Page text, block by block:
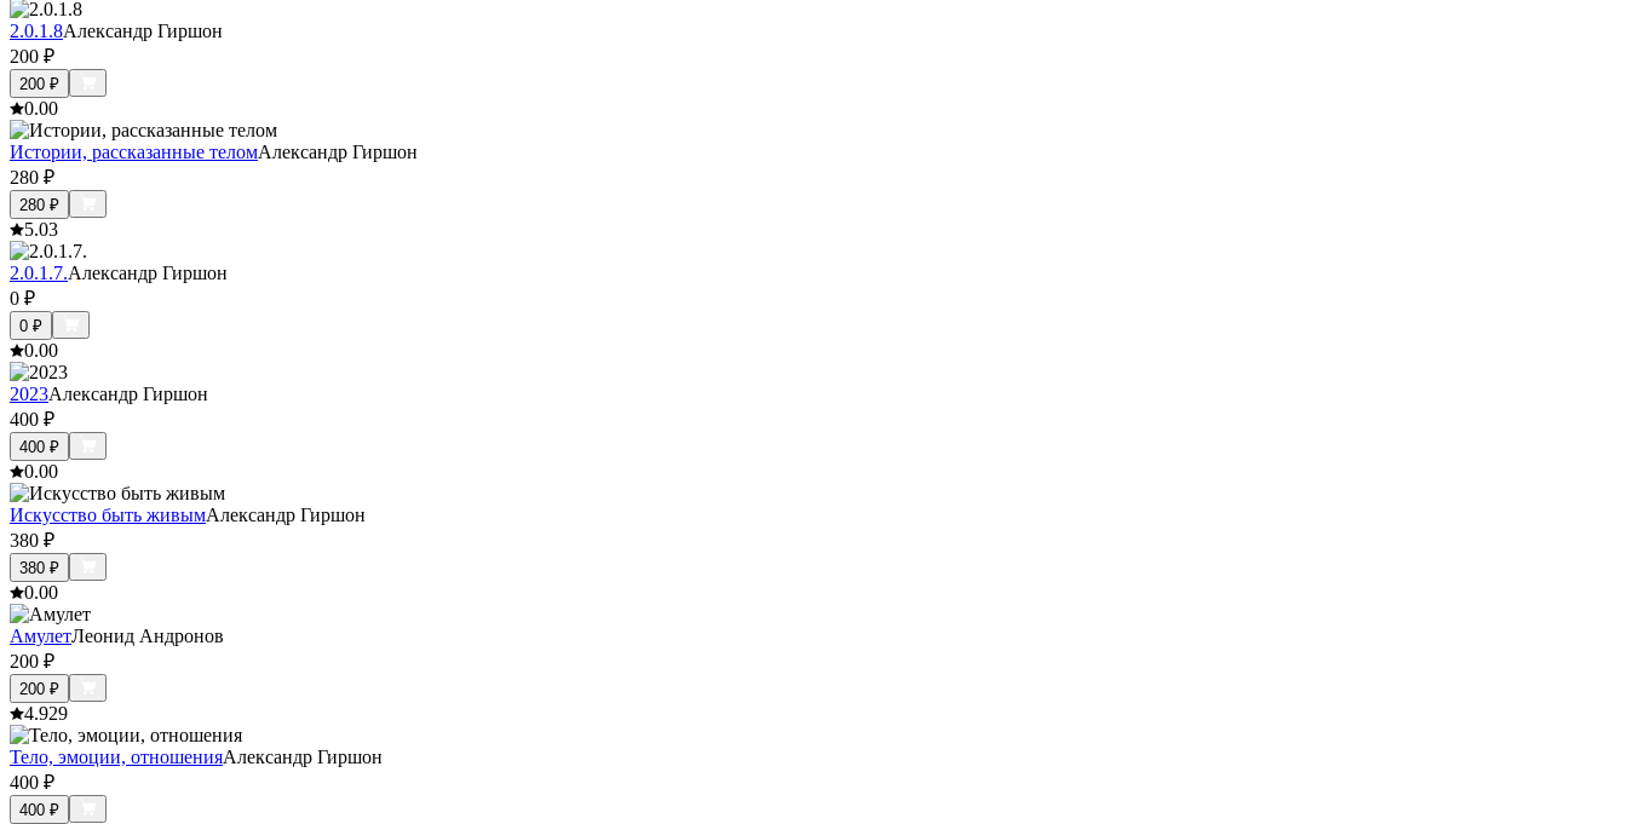
2.0.1.8Александр Гиршон
200 ₽
200 ₽
0.00
Истории, рассказанные теломАлександр Гиршон
280 ₽
280 ₽
5.03
2.0.1.7.Александр Гиршон
0 ₽
0 ₽
0.00
2023Александр Гиршон
400 ₽
400 ₽
0.00
Искусство быть живымАлександр Гиршон
380 ₽
380 ₽
0.00
АмулетЛеонид Андронов
200 ₽
200 ₽
4.929
Тело, эмоции, отношенияАлександр Гиршон
400 ₽
400 ₽